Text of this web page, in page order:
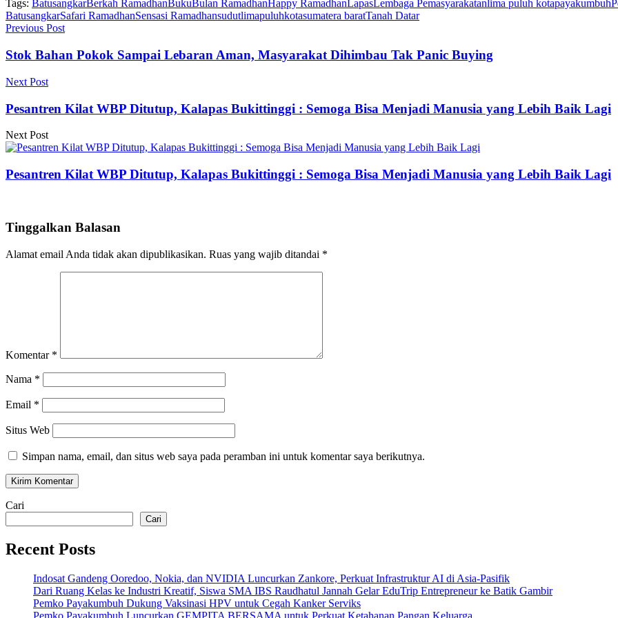
Tags: BatusangkarBerkah RamadhanBukuBulan RamadhanHappy RamadhanLapasLembaga Pemasyarakatanlima puluh kotapayakumbuh
BatusangkarSafari RamadhanSensasi Ramadhansudutlimapuluhkotasumatera baratTanah Datar
Previous Post
Stok Bahan Pokok Sampai Lebaran Aman, Masyarakat Dihimbau Tak Panic Buying
Next Post
Pesantren Kilat WBP Ditutup, Kalapas Bukittinggi : Semoga Bisa Menjadi Manusia yang Lebih Baik Lagi
Next Post
Pesantren Kilat WBP Ditutup, Kalapas Bukittinggi : Semoga Bisa Menjadi Manusia yang Lebih Baik Lagi
Tinggalkan Balasan
Alamat email Anda tidak akan dipublikasikan. Ruas yang wajib ditandai *
Komentar *
Nama *
Email *
Situs Web
Simpan nama, email, dan situs web saya pada peramban ini untuk komentar saya berikutnya.
Cari
Cari
Recent Posts
Indosat Gandeng Ooredoo, Nokia, dan NVIDIA Luncurkan Zankore, Perkuat Infrastruktur AI di Asia-Pasifik
Dari Ruang Kelas ke Industri Kreatif, Siswa SMA IBS Raudhatul Jannah Gelar EduTrip Entrepreneur ke Batik Gambir
Pemko Payakumbuh Dukung Vaksinasi HPV untuk Cegah Kanker Serviks
Pemko Payakumbuh Luncurkan GEMPITA BERSAMA untuk Perkuat Ketahanan Pangan Keluarga